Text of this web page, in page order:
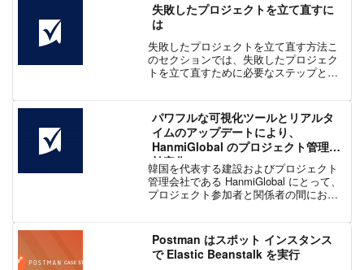
失敗したプロジェクトを立て直すに
は
失敗したプロジェクトを立て直す方法こ
のセクションでは、失敗したプロジェク
トを立て直すために必要なステップとア
てしまう原因とは」の続編です。1. 失敗
したプロジェクトを認...
パワフルな可視化ツールとリアルタ
イムのアップデートにより、
HanmiGlobal のプロジェクト管理が
効率化
韓国を代表する建設およびプロジェクト
管理会社である HanmiGlobal にとって、
プロジェクト参加者と関係者の間におけ
ーである KYCM Firm の支...
Postman はスポット インスタンス
で Elastic Beanstalk を実行